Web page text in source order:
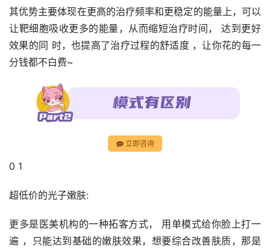
其优势主要体现在更高的治疗频率和更稳定的能量上，可以
让靶细胞吸收更多的能量，从而缩短治疗时间， 达到更好
效果的同 时，也提高了治疗过程的舒适度 ，让你花的每一
分钱都不白费~
立即咨询
0 1
超低价的光子嫩肤:
更多是医美机构的一种拓客方式， 用单模式给你脸上打一
遍 ，只能达到基础的嫩肤效果，想要综合改善肤质，那是